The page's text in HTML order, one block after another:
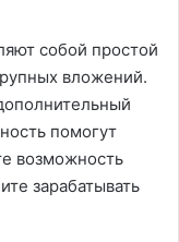
собой простой
вложений.
помогут
возможность
зарабатывать